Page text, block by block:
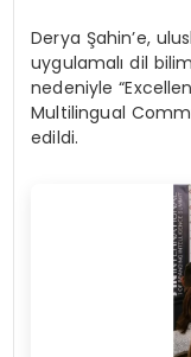
Derya Şahin’e,
uygulamalı dil
nedeniyle
Multilingual
edildi.